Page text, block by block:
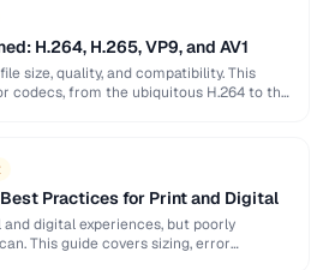
H.264, H.265, VP9, and AV1
size, quality, and compatibility. This
codecs, from the ubiquitous H.264 to the
Best Practices for Print and Digital
digital experiences, but poorly
This guide covers sizing, error